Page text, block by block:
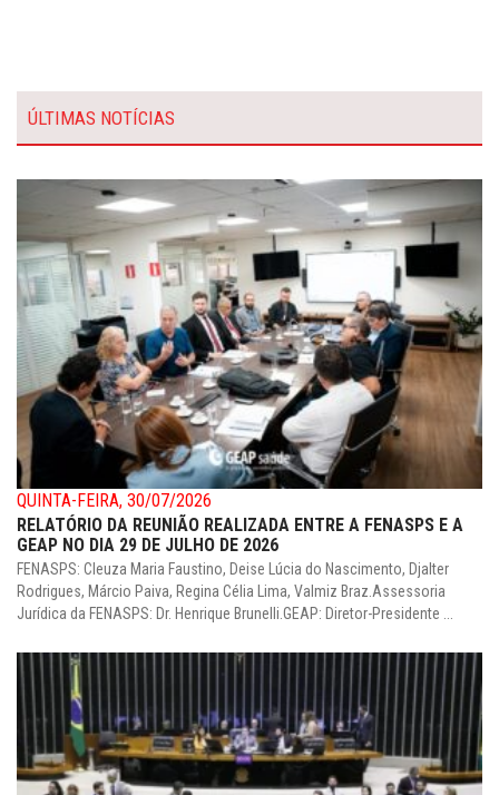
ÚLTIMAS NOTÍCIAS
QUINTA-FEIRA, 30/07/2026
RELATÓRIO DA REUNIÃO REALIZADA ENTRE A FENASPS E A
GEAP NO DIA 29 DE JULHO DE 2026
FENASPS: Cleuza Maria Faustino, Deise Lúcia do Nascimento, Djalter
Rodrigues, Márcio Paiva, Regina Célia Lima, Valmiz Braz.Assessoria
Jurídica da FENASPS: Dr. Henrique Brunelli.GEAP: Diretor-Presidente ...